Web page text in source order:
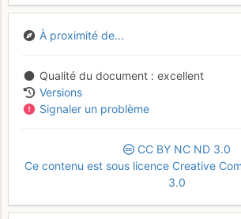
À proximité de...
Qualité du document
excellent
Versions
Signaler un problème
CC BY NC ND 3.0
Ce contenu est sous licence Creative
3.0